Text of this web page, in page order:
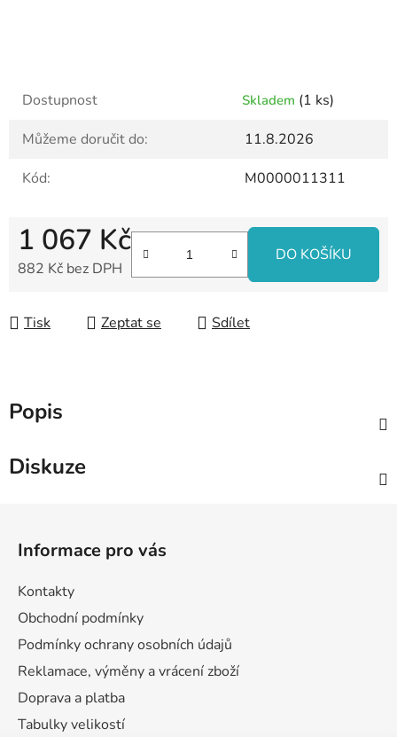
Dostupnost Skladem (1 ks)
Můžeme doručit do:
11.8.2026
Kód:
M0000011311
1 067 Kč
882 Kč bez DPH
DO KOŠÍKU
Tisk Zeptat se Sdílet
Popis
Diskuze
Informace pro vás
Kontakty
Obchodní podmínky
Podmínky ochrany osobních údajů
Reklamace, výměny a vrácení zboží
Doprava a platba
Tabulky velikostí